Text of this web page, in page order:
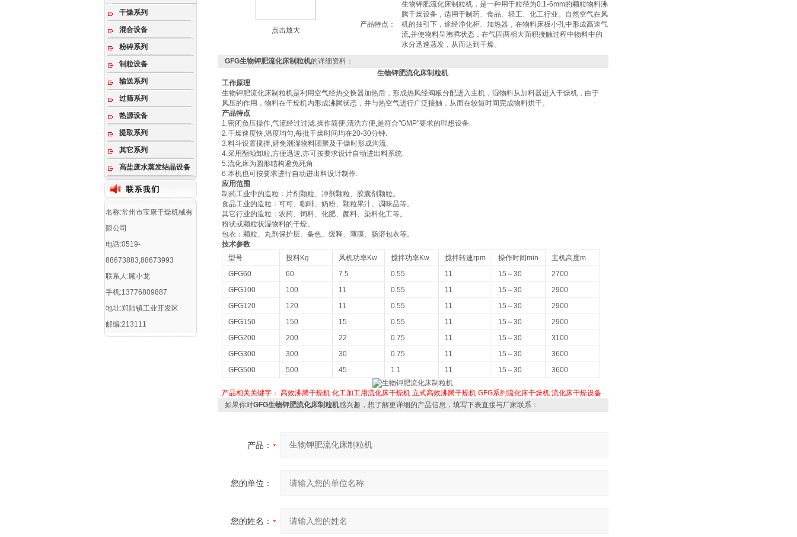
干燥系列
混合设备
粉碎系列
制粒设备
输送系列
过筛系列
热源设备
提取系列
其它系列
高盐废水蒸发结晶设备
名称:常州市宝康干燥机械有
限公司
电话:0519-
88673883,88673993
联系人:顾小龙
手机:13776809887
地址:郑陆镇工业开发区
邮编:213111
点击放大
产品特点：
生物钾肥流化床制粒机，是一种用于粒径为0.1-6mm的颗粒物料沸
腾干燥设备，适用于制药、食品、轻工、化工行业。自然空气在风
机的抽引下，途经净化柜、加热器，在物料床板小孔中形成高速气
流,并使物料呈沸腾状态，在气固两相大面积接触过程中物料中的
水分迅速蒸发，从而达到干燥。
GFG生物钾肥流化床制粒机的详细资料：
生物钾肥流化床制粒机
工作原理
生物钾肥流化床制粒机是利用空气经热交换器加热后，形成热风经阀板分配进入主机，湿物料从加料器进入干燥机，由于
风压的作用，物料在干燥机内形成沸腾状态，并与热空气进行广泛接触，从而在较短时间完成物料烘干。
产品特点
1.密闭负压操作,气流经过过滤.操作简便,清洗方便,是符合"GMP"要求的理想设备.
2.干燥速度快,温度均匀,每批干燥时间均在20-30分钟.
3.料斗设置搅拌,避免潮湿物料团聚及干燥时形成沟流.
4.采用翻倾卸粒,方便迅速,亦可按要求设计自动进出料系统.
5.流化床为圆形结构避免死角.
6.本机也可按要求进行自动进出料设计制作.
应用范围
制药工业中的造粒：片剂颗粒、冲剂颗粒、胶囊剂颗粒。
食品工业的造粒：可可、咖啡、奶粉、颗粒果汁、调味品等。
其它行业的造粒：农药、饲料、化肥、颜料、染料化工等。
粉状或颗粒状湿物料的干燥。
包衣：颗粒、丸剂保护层、备色、缓释、薄膜、肠溶包衣等。
技术参数
型号
投料Kg 风机功率Kw 搅拌功率Kw 搅拌转速rpm 操作时间min
主机高度m
GFG60
60 7.5 0.55 11 15～30
2700
GFG100
100 11 0.55 11 15～30
2900
GFG120
120 11 0.55 11 15～30
2900
GFG150
150 15 0.55 11 15～30
2900
GFG200
200 22 0.75 11 15～30
3100
GFG300
300 30 0.75 11 15～30
3600
GFG500
500 45 1.1 11 15～30 3600
产品相关关键字： 高效沸腾干燥机 化工加工用流化床干燥机 立式高效沸腾干燥机 GFG系列流化床干燥机 流化床干燥设备
如果你对GFG生物钾肥流化床制粒机感兴趣，想了解更详细的产品信息，填写下表直接与厂家联系：
产品：
您的单位：
您的姓名：